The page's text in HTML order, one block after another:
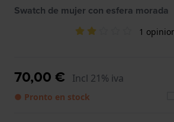
Swatch de mujer con esfera morada
1
70,00 € Incl 21% iva
● Pronto en stock